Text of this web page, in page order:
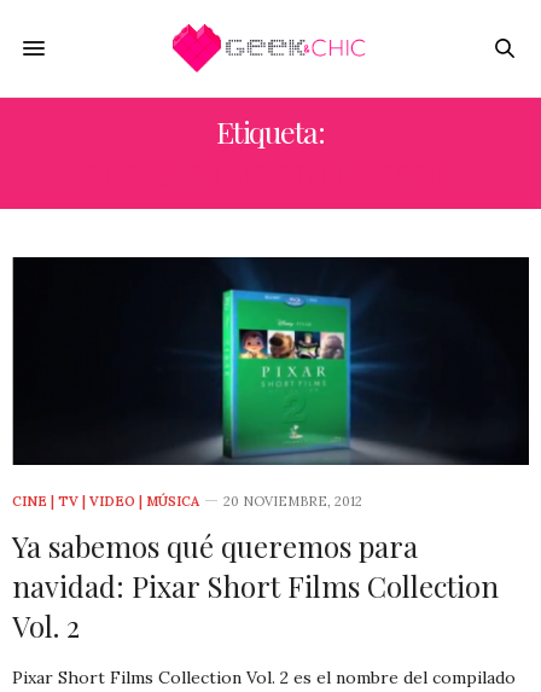
Etiqueta:
CINE | TV | VIDEO | MÚSICA 20 NOVIEMBRE, 2012
Ya sabemos qué queremos para
navidad: Pixar Short Films Collection
Vol. 2
Pixar Short Films Collection Vol. 2 es el nombre del compilado